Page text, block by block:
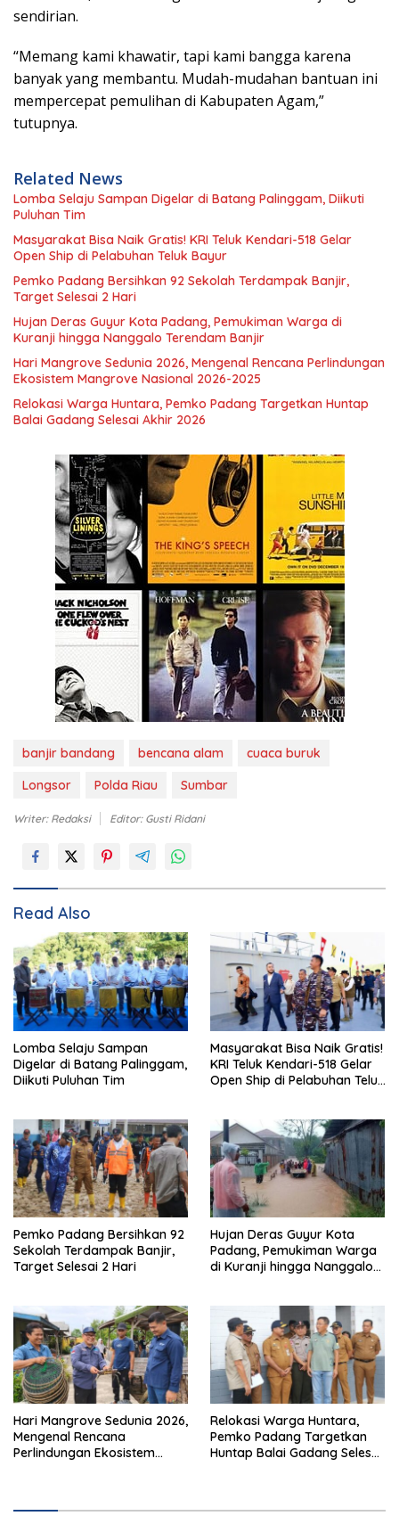
sendirian.
“Memang kami khawatir, tapi kami bangga karena
banyak yang membantu. Mudah-mudahan bantuan ini
mempercepat pemulihan di Kabupaten Agam,”
tutupnya.
Related News
Lomba Selaju Sampan Digelar di Batang Palinggam, Diikuti
Puluhan Tim
Masyarakat Bisa Naik Gratis! KRI Teluk Kendari-518 Gelar
Open Ship di Pelabuhan Teluk Bayur
Pemko Padang Bersihkan 92 Sekolah Terdampak Banjir,
Target Selesai 2 Hari
Hujan Deras Guyur Kota Padang, Pemukiman Warga di
Kuranji hingga Nanggalo Terendam Banjir
Hari Mangrove Sedunia 2026, Mengenal Rencana Perlindungan
Ekosistem Mangrove Nasional 2026-2025
Relokasi Warga Huntara, Pemko Padang Targetkan Huntap
Balai Gadang Selesai Akhir 2026
banjir bandang bencana alam
cuaca buruk
Longsor
Polda Riau Sumbar
Writer: Redaksi Editor: Gusti Ridani
Read Also
Lomba Selaju Sampan
Digelar di Batang Palinggam,
Diikuti Puluhan Tim
Masyarakat Bisa Naik Gratis!
KRI Teluk Kendari-518 Gelar
Open Ship di Pelabuhan Teluk
Pemko Padang Bersihkan 92
Sekolah Terdampak Banjir,
Target Selesai 2 Hari
Hujan Deras Guyur Kota
Padang, Pemukiman Warga
di Kuranji hingga Nanggalo
Hari Mangrove Sedunia 2026,
Mengenal Rencana
Perlindungan Ekosistem
Relokasi Warga Huntara,
Pemko Padang Targetkan
Huntap Balai Gadang Selesai